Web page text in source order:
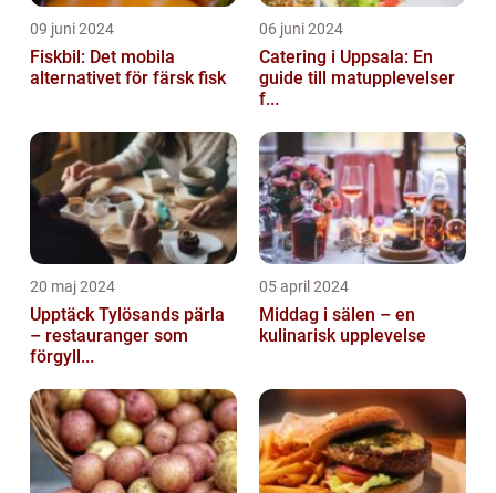
09 juni 2024
Fiskbil: Det mobila
alternativet för färsk fisk
06 juni 2024
Catering i Uppsala: En
guide till matupplevelser
f...
20 maj 2024
Upptäck Tylösands pärla
– restauranger som
förgyll...
05 april 2024
Middag i sälen – en
kulinarisk upplevelse